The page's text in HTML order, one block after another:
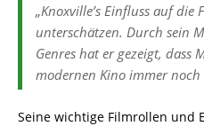
„Knoxville’s Einfluss auf
unterschätzen. Durch sein
Genres hat er gezeigt,
modernen Kino immer noch
Seine wichtige Filmrollen und